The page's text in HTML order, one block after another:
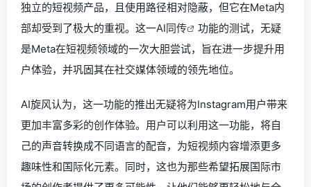
独立的短视频产品，且使用路径相对隐蔽，但它在Meta内
部却受到了极大的重视。这一AI同传
功能的测试，无疑
是Meta在短视频领域的一次大胆尝试，旨在进一步提升用
户体验，并巩固其在社交媒体领域的领先地位。
AI旋风认为，这一功能的推出无疑将为Instagram用户带来
更加丰富多彩的创作体验。用户可以利用这一功能，将自
己的声音转换成不同语言的配音，为短视频内容增添更多
趣味性和国际化元素。同时，这也为那些希望拓展国际市